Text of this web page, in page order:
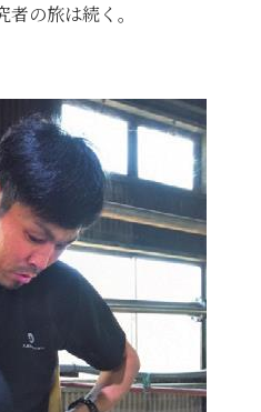
の旅は続く。